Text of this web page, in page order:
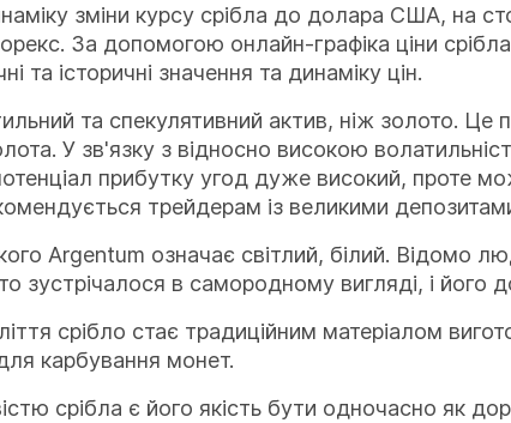
зміни курсу срібла до долара США, на
За допомогою онлайн-графіка ціни
та історичні значення та динаміку цін.
та спекулятивний актив, ніж золото. Це
У зв'язку з відносно високою
прибутку угод дуже високий, проте
трейдерам із великими
Argentum означає світлий, білий. Відомо
зустрічалося в самородному вигляді, і його
срібло стає традиційним матеріалом
карбування монет.
срібла є його якість бути одночасно як